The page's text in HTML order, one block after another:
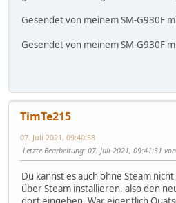
Gesendet von meinem SM-G930F
Gesendet von meinem SM-G930F
TimTe215
07. Juli 2021, 09:40:58
Letzte Bearbeitung: 07. Juli 2021, 09:41:31
Du kannst es auch ohne Steam
über Steam installieren, also den